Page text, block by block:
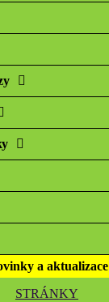
a aktualizace
STRÁNKY